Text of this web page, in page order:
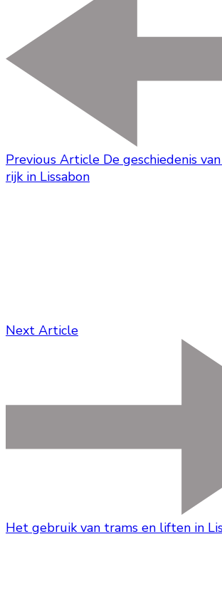
Previous Article De geschiedenis
rijk in Lissabon
Next Article
Het gebruik van trams en liften in